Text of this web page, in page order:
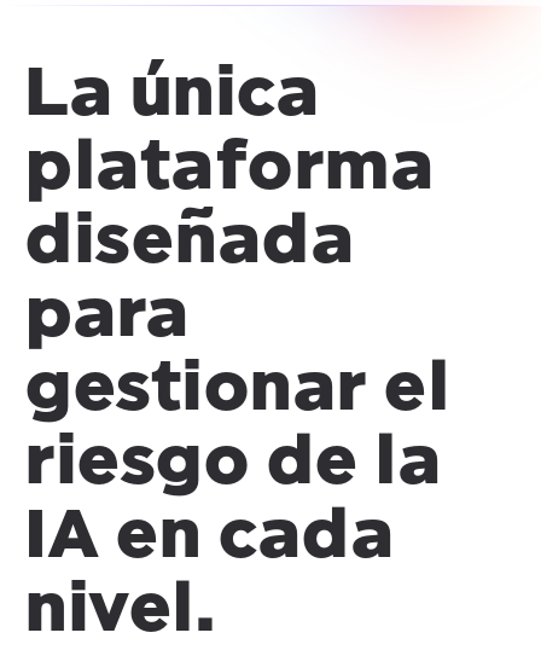
La única
plataforma
diseñada
para
gestionar el
riesgo de la
IA en cada
nivel.